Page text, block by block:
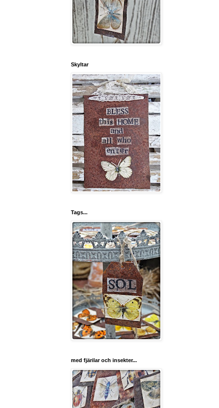
Skyltar
Tags...
med fjärilar och insekter...